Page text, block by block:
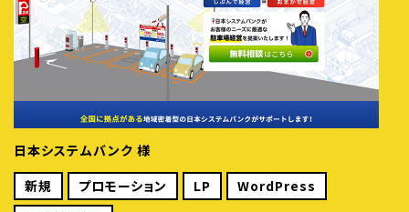
日本システムバンク 様
新規
プロモーション LP
WordPress